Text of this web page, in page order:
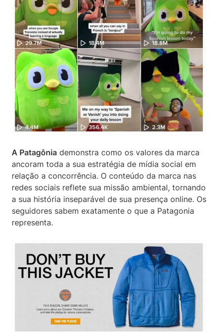
A Patagônia demonstra como os valores da marca
ancoram toda a sua estratégia de mídia social em
relação a concorrência. O conteúdo da marca nas
redes sociais reflete sua missão ambiental, tornando
a sua história inseparável de sua presença online. Os
seguidores sabem exatamente o que a Patagonia
representa.